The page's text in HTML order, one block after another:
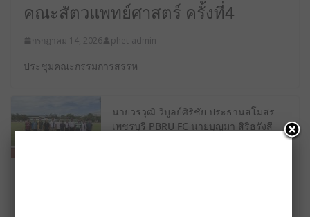
คณะสัตวแพทย์ศาสตร์ ครั้งที่4
กรกฎาคม 14, 2026 phet-admin
ประชุมคณะกรรมการสรรห
นายวรวุฒิ วิบูลย์ศิริชัย ประธานสโมสร
เพชรบุรี PBRU FC นายบุญมา สิริธรังสี